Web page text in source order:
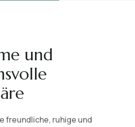
und
freundliche, ruhige und